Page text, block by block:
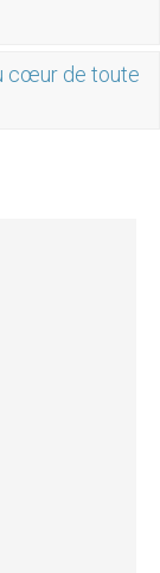
cœur de toute